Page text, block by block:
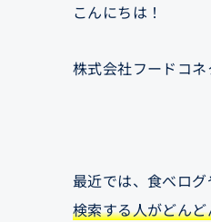
こんにちは！
株式会社フードコ
最近では、食べログ
検索する人がどんど